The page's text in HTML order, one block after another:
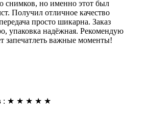
снимков, но именно этот был
Получил отличное качество
просто шикарна. Заказ
упаковка надёжная. Рекомендую
запечатлеть важные моменты!
: ★ ★ ★ ★ ★